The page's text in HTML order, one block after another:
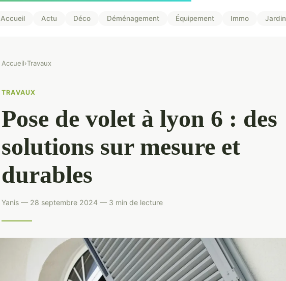
Accueil Actu Déco Déménagement Équipement Immo Jardin
Accueil›Travaux
TRAVAUX
Pose de volet à lyon 6 : des
solutions sur mesure et
durables
Yanis — 28 septembre 2024 — 3 min de lecture